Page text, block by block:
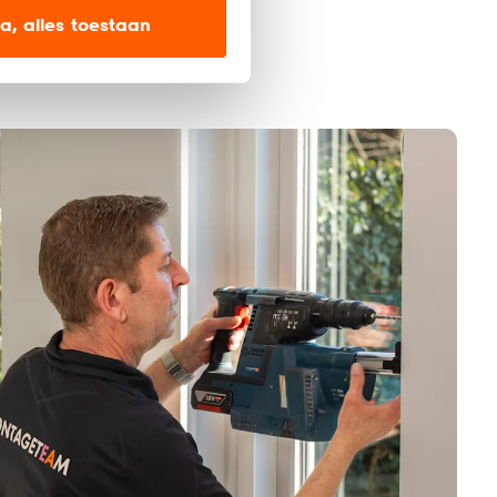
om alleen de
cookieverklaring
alles toestaan